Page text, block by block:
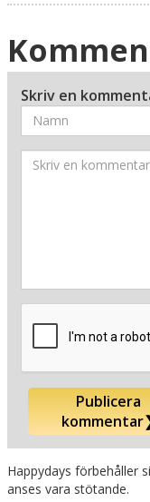
Skriv en
Publicera
kommentar
Happydays förbehåller
anses vara stötande.